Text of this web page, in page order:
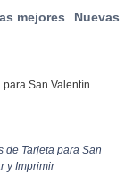
mejores Nuevas
para San Valentín
de Tarjeta para San
y Imprimir